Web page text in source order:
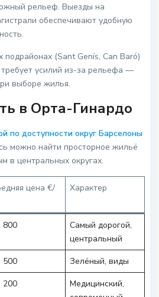
рельеф. Выезды на
обеспечивают удобную
подрайонах (Sant Genís, Can Baró)
усилий из-за рельефа —
выборе жилья.
в Орта-Гинардо
по доступности округ Барселоны
можно найти просторное жильё
в центральных округах.
цена €/
Характер
800
Самый дорогой,
центральный
500
Зелёный, виды
200
Медицинский,